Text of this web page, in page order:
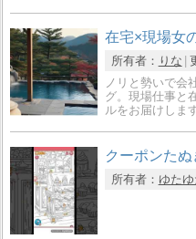
在宅×現場女
所有者： りな
ノリと勢いで会
グ。現場仕事と
ルをお届けしま
クーポンたぬ
所有者： ゆたゆ